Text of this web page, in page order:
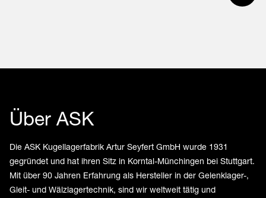
Über ASK
Die ASK Kugellagerfabrik Artur Seyfert GmbH wurde 1931
gegründet und hat ihren Sitz in Korntal-Münchingen bei Stuttgart.
Mit über 90 Jahren Erfahrung als Hersteller in der Gelenklager-,
Gleit- und Wälzlagertechnik, sind wir weltweit tätig und